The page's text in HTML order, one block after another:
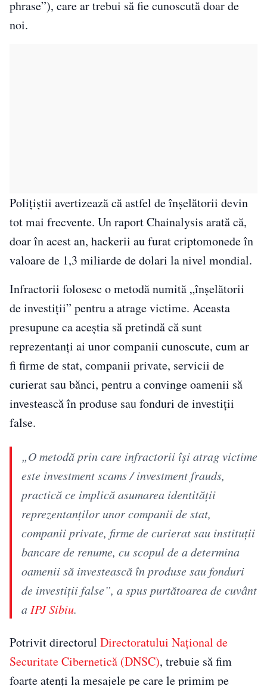
phrase”), care ar trebui să fie cunoscută doar de
noi.
Polițiștii avertizează că astfel de înșelătorii devin
tot mai frecvente. Un raport Chainalysis arată că,
doar în acest an, hackerii au furat criptomonede în
valoare de 1,3 miliarde de dolari la nivel mondial.
Infractorii folosesc o metodă numită „înșelătorii
de investiții” pentru a atrage victime. Aceasta
presupune ca aceștia să pretindă că sunt
reprezentanți ai unor companii cunoscute, cum ar
fi firme de stat, companii private, servicii de
curierat sau bănci, pentru a convinge oamenii să
investească în produse sau fonduri de investiții
false.
„O metodă prin care infractorii își atrag victime
este investment scams / investment frauds,
practică ce implică asumarea identității
reprezentanților unor companii de stat,
companii private, firme de curierat sau instituții
bancare de renume, cu scopul de a determina
oamenii să investească în produse sau fonduri
de investiții false”, a spus purtătoarea de cuvânt
a IPJ Sibiu.
Potrivit directorul Directoratului Național de
Securitate Cibernetică (DNSC), trebuie să fim
foarte atenți la mesajele pe care le primim pe